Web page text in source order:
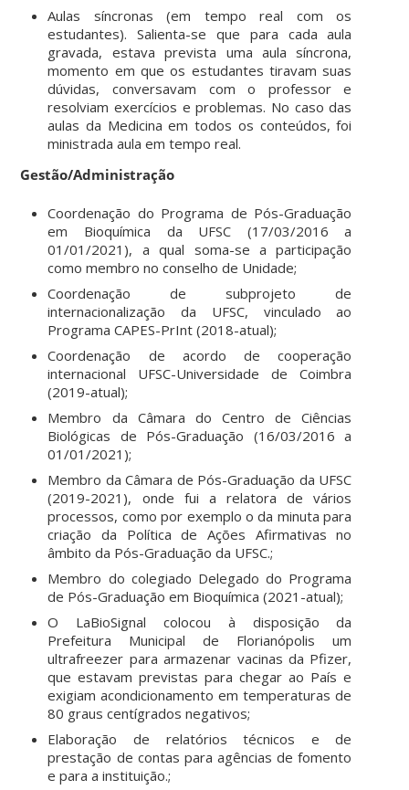
Aulas síncronas (em tempo real com os
estudantes). Salienta-se que para cada aula
gravada, estava prevista uma aula síncrona,
momento em que os estudantes tiravam suas
dúvidas, conversavam com o professor e
resolviam exercícios e problemas. No caso das
aulas da Medicina em todos os conteúdos, foi
ministrada aula em tempo real.
Gestão/Administração
Coordenação do Programa de Pós-Graduação
em Bioquímica da UFSC (17/03/2016 a
01/01/2021), a qual soma-se a participação
como membro no conselho de Unidade;
Coordenação de subprojeto de
internacionalização da UFSC, vinculado ao
Programa CAPES-PrInt (2018-atual);
Coordenação de acordo de cooperação
internacional UFSC-Universidade de Coimbra
(2019-atual);
Membro da Câmara do Centro de Ciências
Biológicas de Pós-Graduação (16/03/2016 a
01/01/2021);
Membro da Câmara de Pós-Graduação da UFSC
(2019-2021), onde fui a relatora de vários
processos, como por exemplo o da minuta para
criação da Política de Ações Afirmativas no
âmbito da Pós-Graduação da UFSC.;
Membro do colegiado Delegado do Programa
de Pós-Graduação em Bioquímica (2021-atual);
O LaBioSignal colocou à disposição da
Prefeitura Municipal de Florianópolis um
ultrafreezer para armazenar vacinas da Pfizer,
que estavam previstas para chegar ao País e
exigiam acondicionamento em temperaturas de
80 graus centígrados negativos;
Elaboração de relatórios técnicos e de
prestação de contas para agências de fomento
e para a instituição.;